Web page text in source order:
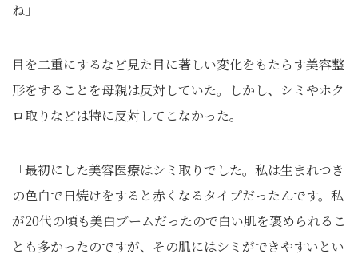
ね」
目を二重にするなど見た目に著しい変化をもたらす美容整
形をすることを母親は反対していた。しかし、シミやホク
ロ取りなどは特に反対してこなかった。
「最初にした美容医療はシミ取りでした。私は生まれつき
の色白で日焼けをすると赤くなるタイプだったんです。私
が20代の頃も美白ブームだったので白い肌を褒められるこ
とも多かったのですが、その肌にはシミができやすいとい